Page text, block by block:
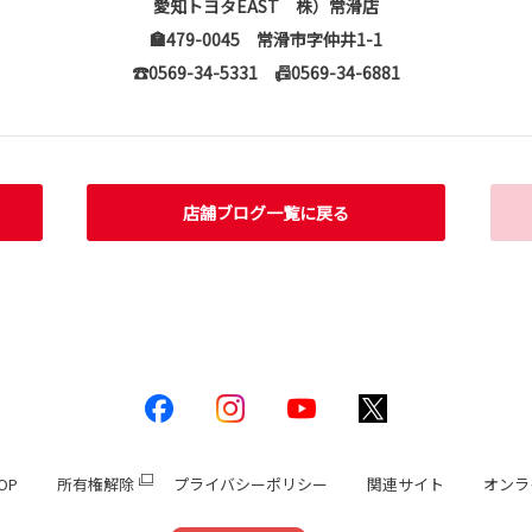
愛知トヨタEAST 株）常滑店
🏣479-0045 常滑市字仲井1-1
☎0569-34-5331 📠0569-34-6881
店舗ブログ一覧に戻る
所有権解除 プライバシーポリシー 関連サイト オン